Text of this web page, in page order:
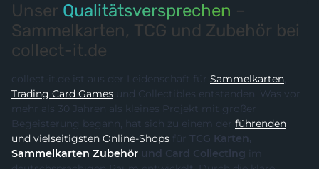
Unser Qualitätsversprechen –
Sammelkarten, TCG und Zubehör bei
collect-it.de
collect-it.de ist aus der Leidenschaft für Sammelkarten,
Trading Card Games und Collectibles entstanden. Was vor
mehr als 30 Jahren als kleines Projekt mit großer
Begeisterung begann, hat sich zu einem der führenden
und vielseitigsten Online-Shops für TCG Karten,
Sammelkarten Zubehör und Card Collecting
im